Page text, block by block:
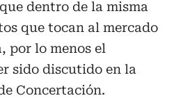
dentro de la misma
que tocan al mercado
por lo menos el
sido discutido en la
Concertación.